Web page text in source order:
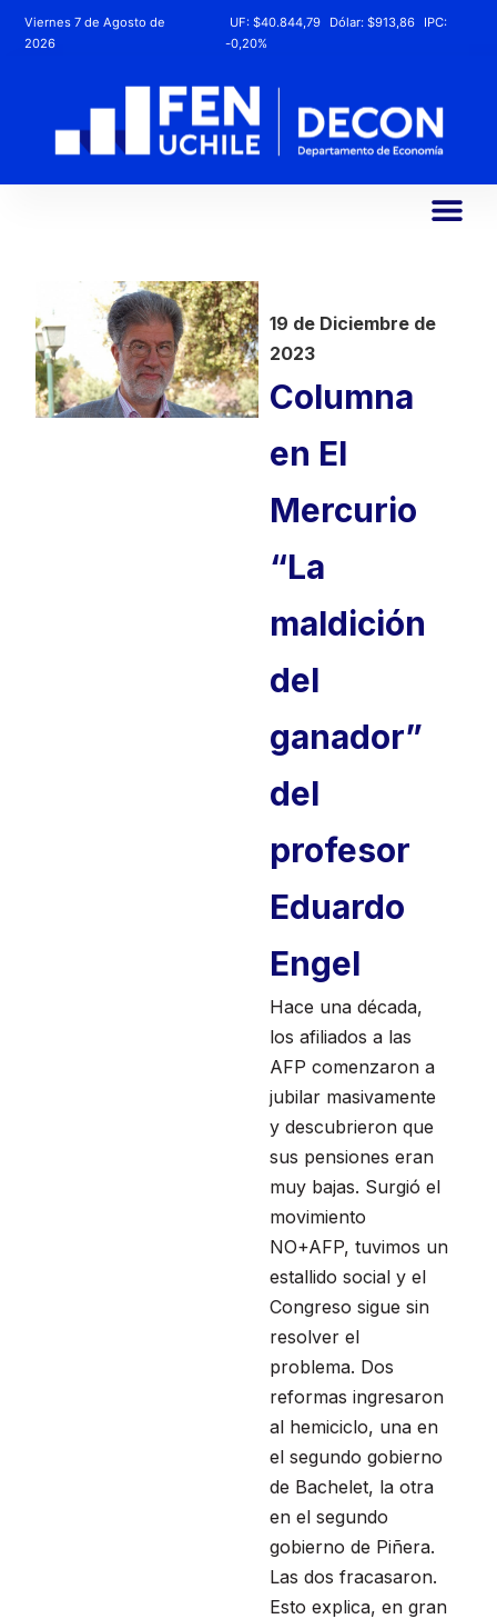
Viernes 7 de Agosto de
2026
UF: $40.844,79 Dólar: $913,86
IPC:
-0,20%
19 de Diciembre de
2023
Columna
en El
Mercurio
“La
maldición
del
ganador”
del
profesor
Eduardo
Engel
Hace una década,
los afiliados a las
AFP comenzaron a
jubilar masivamente
y descubrieron que
sus pensiones eran
muy bajas. Surgió el
movimiento
NO+AFP, tuvimos un
estallido social y el
Congreso sigue sin
resolver el
problema. Dos
reformas ingresaron
al hemiciclo, una en
el segundo gobierno
de Bachelet, la otra
en el segundo
gobierno de Piñera.
Las dos fracasaron.
Esto explica, en gran